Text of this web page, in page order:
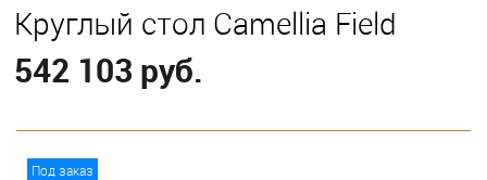
Круглый стол Camellia Field
542 103 руб.
Под заказ